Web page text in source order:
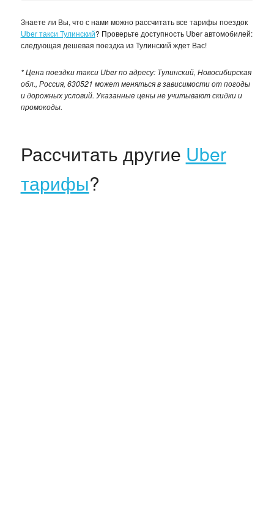
Знаете ли Вы, что с нами можно рассчитать все тарифы поездок
Uber такси Тулинский? Проверьте доступность Uber автомобилей:
следующая дешевая поездка из Тулинский ждет Вас!
* Цена поездки такси Uber по адресу: Тулинский, Новосибирская
обл., Россия, 630521 может меняться в зависимости от погоды
и дорожных условий. Указанные цены не учитывают скидки и
промокоды.
Рассчитать другие Uber
тарифы?